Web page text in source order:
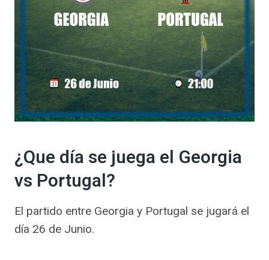
¿Que día se juega el Georgia
vs Portugal?
El partido entre Georgia y Portugal se jugará el
día 26 de Junio.